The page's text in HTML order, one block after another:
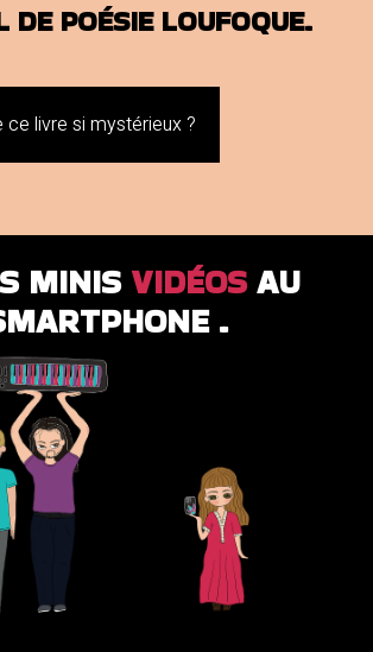
DE POÉSIE LOUFOQUE.
ce livre si mystérieux ?
MINIS VIDÉOSAU
.